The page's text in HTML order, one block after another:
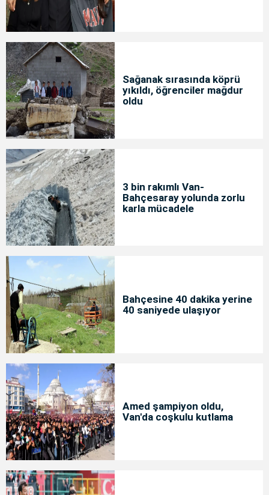
Sağanak sırasında köprü
yıkıldı, öğrenciler mağdur
oldu
3 bin rakımlı Van-
Bahçesaray yolunda zorlu
karla mücadele
Bahçesine 40 dakika yerine
40 saniyede ulaşıyor
Amed şampiyon oldu,
Van'da coşkulu kutlama